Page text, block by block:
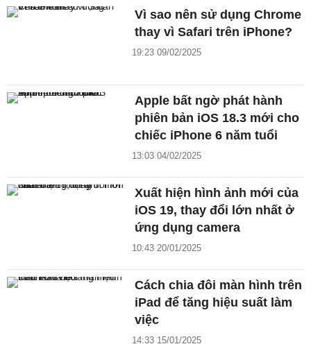
Vì sao nên sử dụng Chrome
thay vì Safari trên iPhone?
19:23 09/02/2025
Apple bất ngờ phát hành
phiên bản iOS 18.3 mới cho
chiếc iPhone 6 năm tuổi
13:03 04/02/2025
Xuất hiện hình ảnh mới của
iOS 19, thay đổi lớn nhất ở
ứng dụng camera
10:43 20/01/2025
Cách chia đôi màn hình trên
iPad để tăng hiệu suất làm
việc
14:33 15/01/2025